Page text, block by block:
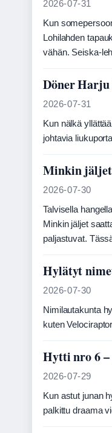
2026-07-31
Kun
Lohilahden
vähän. Seiska-
Döner
2026-07-31
Kun nälkä
johtavia
Minkin jäljet
2026-07-30
Talvisella
Minkin jäljet
paljastuvat.
Hylätyt
2026-07-30
Nimilautakunta
kuten
Hytti nro 6
2026-07-29
Kun astut junan
palkittu draama